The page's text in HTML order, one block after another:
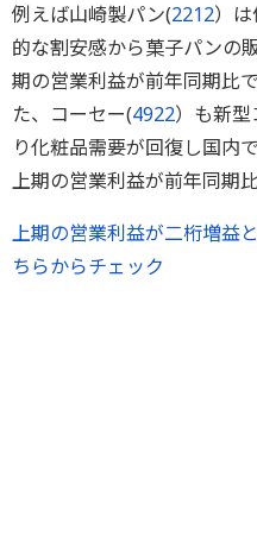
例えば山崎製パン(2212）
的な割安感から菓子パンの
期の営業利益が前年同期比
た、コーセー(4922）も新
り化粧品需要が回復し国内
上期の営業利益が前年同期
上期の営業利益が二桁増益
ちらからチェック